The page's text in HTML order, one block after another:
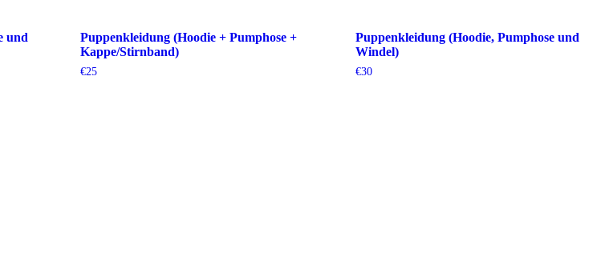
und
Puppenkleidung (Hoodie + Pumphose +
Kappe/Stirnband)
€25
Puppenkleidung (Hoodie, Pumphose und
Windel)
€30